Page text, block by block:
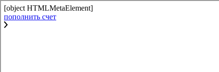
[object HTMLMetaElement]
пополнить счет